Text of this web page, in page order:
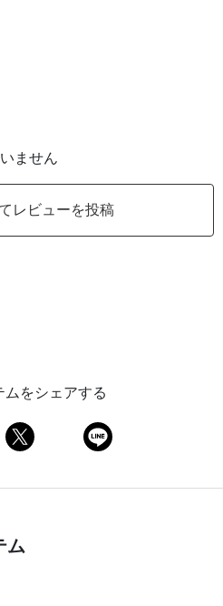
ません
レビューを投稿
ムをシェアする
ム